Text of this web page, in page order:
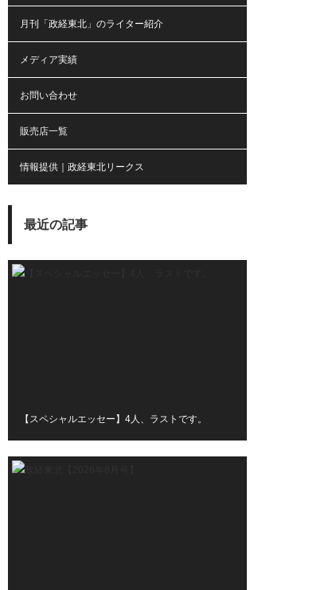
月刊「政経東北」のライター紹介
メディア実績
お問い合わせ
販売店一覧
情報提供｜政経東北リークス
最近の記事
【スペシャルエッセー】4人、ラストです。